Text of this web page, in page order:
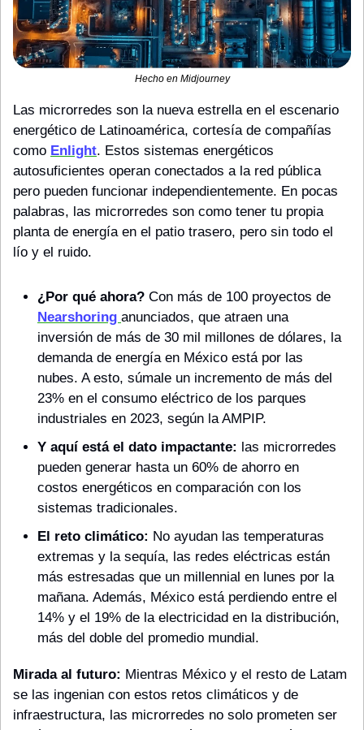
Hecho en Midjourney
Las microrredes son la nueva estrella en el escenario
energético de Latinoamérica, cortesía de compañías
como Enlight. Estos sistemas energéticos
autosuficientes operan conectados a la red pública
pero pueden funcionar independientemente. En pocas
palabras, las microrredes son como tener tu propia
planta de energía en el patio trasero, pero sin todo el
lío y el ruido.
¿Por qué ahora?
Nearshoring anunciados, que atraen una
inversión de más de 30 mil millones de dólares, la
demanda de energía en México está por las
nubes. A esto, súmale un incremento de más del
23% en el consumo eléctrico de los parques
industriales en 2023, según la AMPIP.
Y aquí está el dato impactante: las microrredes
pueden generar hasta un 60% de ahorro en
costos energéticos en comparación con los
sistemas tradicionales.
El reto climático: No ayudan las temperaturas
extremas y la sequía, las redes eléctricas están
más estresadas que un millennial en lunes por la
mañana. Además, México está perdiendo entre el
14% y el 19% de la electricidad en la distribución,
más del doble del promedio mundial.
Mirada al futuro: Mientras México y el resto de Latam
se las ingenian con estos retos climáticos y de
infraestructura, las microrredes no solo prometen ser